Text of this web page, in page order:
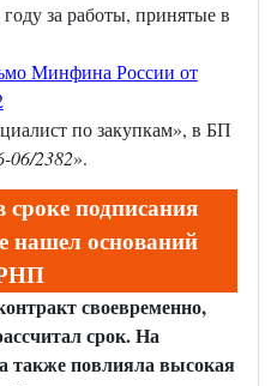
за работы, принятые в
Минфина России от
по закупкам», в БП
06/2382».
подписания
нашел оснований
своевременно,
срок. На
также повлияла высокая